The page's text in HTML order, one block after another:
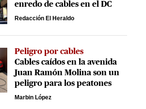
enredo de cables en el DC
Redacción El Heraldo
Peligro por cables
Cables caídos en la avenida
Juan Ramón Molina son un
peligro para los peatones
Marbin López